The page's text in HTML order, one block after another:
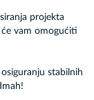
projekta
vam omogućiti
stabilnih